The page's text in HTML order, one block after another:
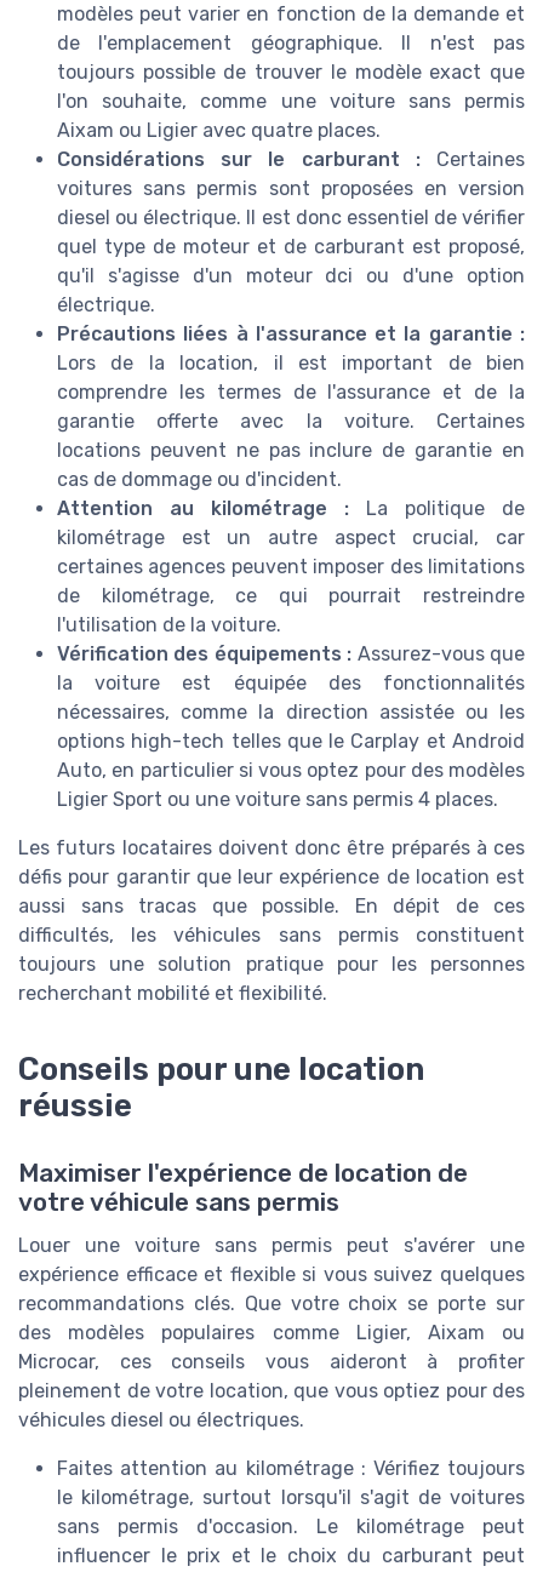
modèles peut varier en fonction de la demande et
de l'emplacement géographique. Il n'est pas
toujours possible de trouver le modèle exact que
l'on souhaite, comme une voiture sans permis
Aixam ou Ligier avec quatre places.
Considérations sur le carburant :Certaines
voitures sans permis sont proposées en version
diesel ou électrique. Il est donc essentiel de vérifier
quel type de moteur et de carburant est proposé,
qu'il s'agisse d'un moteur dci ou d'une option
électrique.
Précautions liées à l'assurance et la garantie :
Lors de la location, il est important de bien
comprendre les termes de l'assurance et de la
garantie offerte avec la voiture. Certaines
locations peuvent ne pas inclure de garantie en
cas de dommage ou d'incident.
Attention au kilométrage : La politique de
kilométrage est un autre aspect crucial, car
certaines agences peuvent imposer des limitations
de kilométrage, ce qui pourrait restreindre
l'utilisation de la voiture.
Vérification des équipements : Assurez-vous que
la voiture est équipée des fonctionnalités
nécessaires, comme la direction assistée ou les
options high-tech telles que le Carplay et Android
Auto, en particulier si vous optez pour des modèles
Ligier Sport ou une voiture sans permis 4 places.
Les futurs locataires doivent donc être préparés à ces
défis pour garantir que leur expérience de location est
aussi sans tracas que possible. En dépit de ces
difficultés, les véhicules sans permis constituent
toujours une solution pratique pour les personnes
recherchant mobilité et flexibilité.
Conseils pour une location
réussie
Maximiser l'expérience de location de
votre véhicule sans permis
Louer une voiture sans permis peut s'avérer une
expérience efficace et flexible si vous suivez quelques
recommandations clés. Que votre choix se porte sur
des modèles populaires comme Ligier, Aixam ou
Microcar, ces conseils vous aideront à profiter
pleinement de votre location, que vous optiez pour des
véhicules diesel ou électriques.
Faites attention au kilométrage : Vérifiez toujours
le kilométrage, surtout lorsqu'il s'agit de voitures
sans permis d'occasion. Le kilométrage peut
influencer le prix et le choix du carburant peut